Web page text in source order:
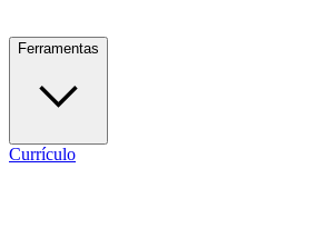
Ferramentas
Currículo